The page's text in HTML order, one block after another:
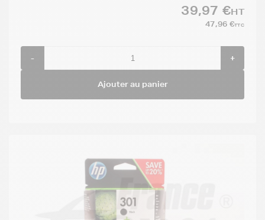
39,97 €HT
47,96 €TTC
- +
Ajouter au panier